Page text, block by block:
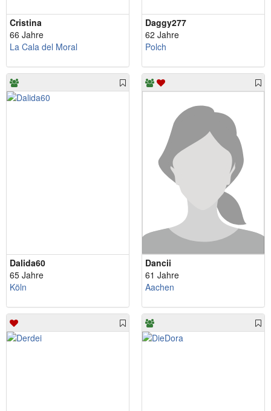
Cristina
66 Jahre
La Cala del Moral
Daggy277
62 Jahre
Polch
Dalida60
65 Jahre
Köln
Dancii
61 Jahre
Aachen